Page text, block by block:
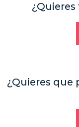
¿Quieres